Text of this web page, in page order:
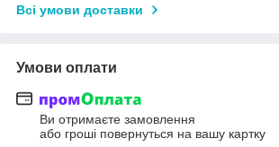
Всі умови доставки
Умови оплати
Ви отримаєте замовлення
або гроші повернуться на вашу картку